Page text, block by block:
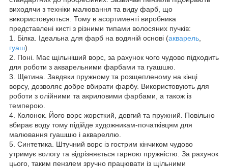
виходячи з техніки малювання та виду фарб, що
використовуються. Тому в асортименті виробника
представлені кисті з різними типами волосяних пучків:
1. Білка. Ідеальна для фарб на водяній основі (акварель
гуаш).
2. Поні. Має щільніший ворс, за рахунок чого чудово підходить
для роботи з акварельними фарбами та гуашшю.
3. Щетина. Завдяки пружному та розщепленому на кінці
ворсу, дозволяє добре вбирати фарбу. Використовують для
роботи з олійними та акриловими фарбами, а також із
темперою.
4. Колонок. Його ворс жорсткий, довгий та пружний. Повільно
вбирає воду тому підійде художникам-початківцям для
малювання гуашшю і аквареллю.
5. Синтетика. Штучний ворс із гострим кінчиком чудово
утримує вологу та відрізняється гарною пружністю. За рахунок
цього, таким пензлем зручно працювати із щільними